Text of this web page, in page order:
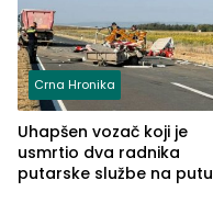
Crna Hronika
Uhapšen vozač koji je
usmrtio dva radnika
putarske službe na putu